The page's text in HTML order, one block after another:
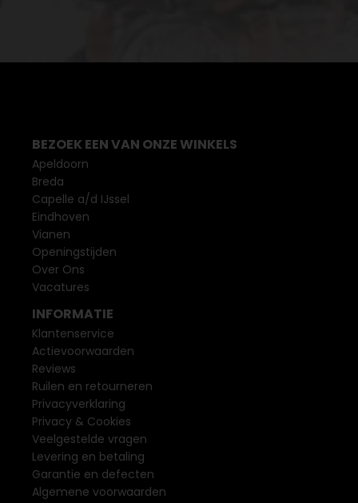
BEZOEK EEN VAN ONZE WINKELS
Apeldoorn
Breda
Capelle a/d IJssel
Eindhoven
Vianen
Openingstijden
Over Ons
Vacatures
INFORMATIE
Klantenservice
Actievoorwaarden
Reviews
Ruilen en retourneren
Privacyverklaring
Privacy & Cookies
Veelgestelde vragen
Levering en betaling
Garantie en defecten
Algemene voorwaarden